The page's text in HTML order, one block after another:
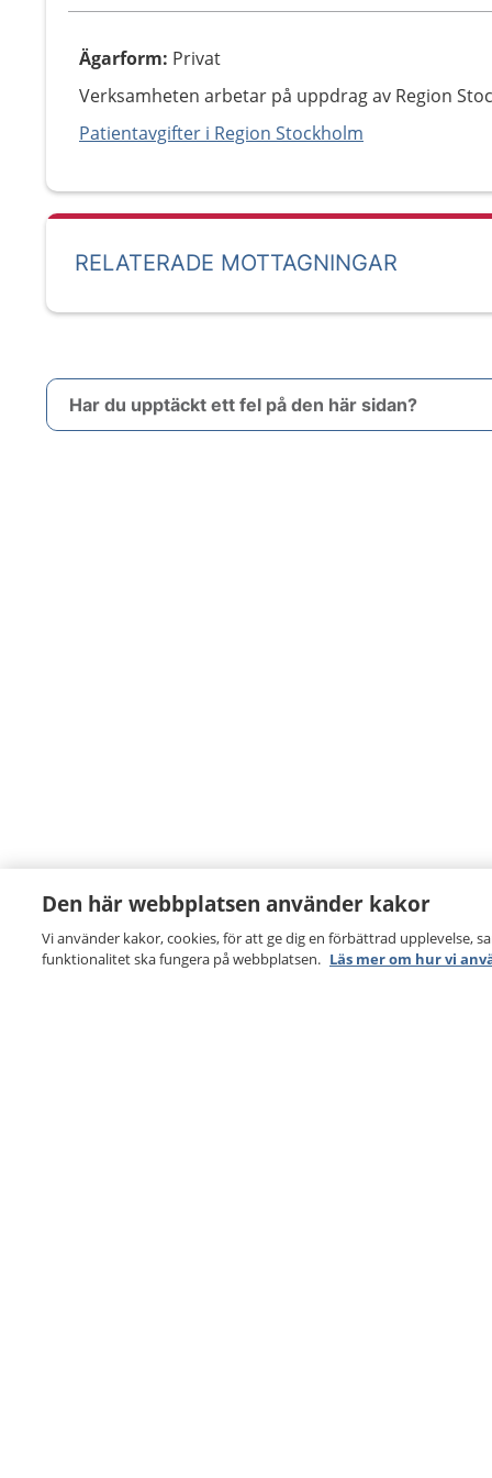
Ägarform: Privat
Verksamheten arbetar på uppdrag av Region
Patientavgifter i Region Stockholm
RELATERADE MOTTAGNINGAR
Har du upptäckt ett fel på den här sidan?
Den här webbplatsen använder kakor
Vi använder kakor, cookies, för att ge dig en förbättrad upplevelse,
funktionalitet ska fungera på webbplatsen. Läs mer om hur vi